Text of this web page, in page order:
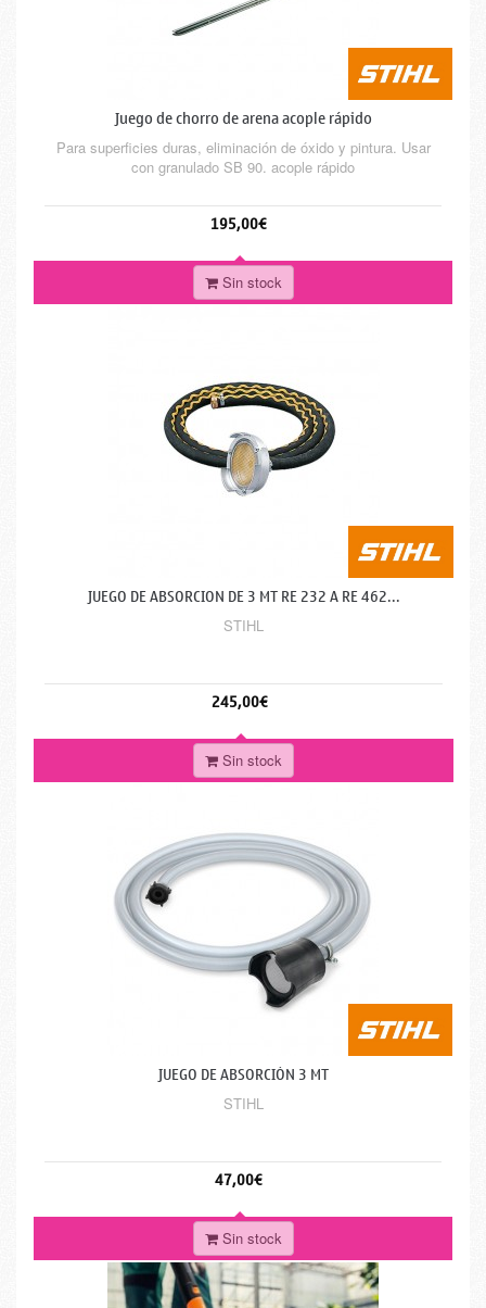
Juego de chorro de arena acople rápido
Para superficies duras, eliminación de óxido y pintura. Usar
con granulado SB 90. acople rápido
195,00€
Sin stock
JUEGO DE ABSORCION DE 3 MT RE 232 A RE 462...
STIHL
245,00€
Sin stock
JUEGO DE ABSORCIÓN 3 MT
STIHL
47,00€
Sin stock